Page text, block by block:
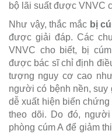
bộ lãi suất được VNVC
Như vậy, thắc mắc bị
được giải đáp. Các
VNVC cho biết, bị
được bác sĩ chỉ định
tượng nguy cơ cao
người có bệnh nền, suy
dễ xuất hiện biến
theo dõi. Do đó,
phòng cúm A để giảm